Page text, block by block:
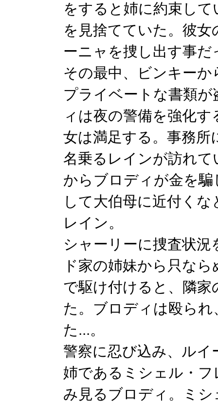
をすると姉に約束し
を見捨てていた。彼
ーニャを捜し出す事だ
その最中、ビンキー
プライベートな書類
ィは夜の警備を強化
女は満足する。事務
名乗るレインが訪れ
からブロディが金を
して大伯母に近付く
レイン。
シャーリーに捜査状
ド家の姉妹から只な
で駆け付けると、隣
た。ブロディは殴ら
た...。
警察に忍び込み、ル
姉であるミシェル・
み見るブロディ。ミ